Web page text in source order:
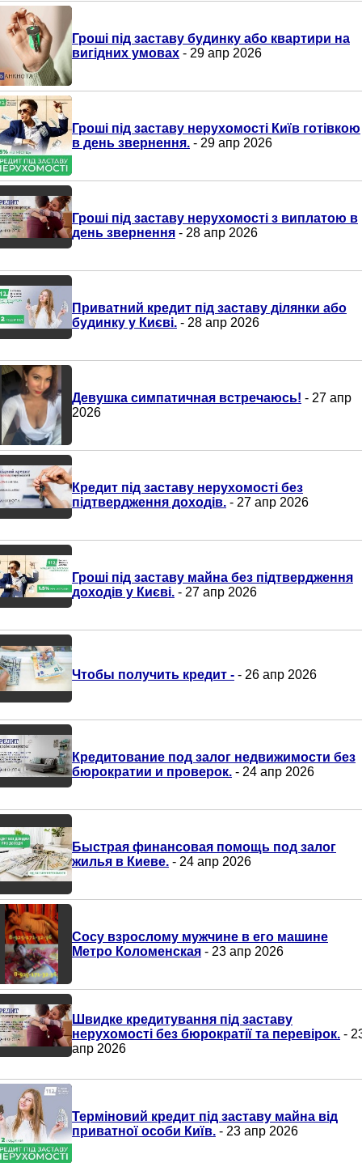
Гроші під заставу будинку або квартири на
вигідних умовах - 29 апр 2026
Гроші під заставу нерухомості Київ готівкою
в день звернення. - 29 апр 2026
Гроші під заставу нерухомості з виплатою в
день звернення - 28 апр 2026
Приватний кредит під заставу ділянки або
будинку у Києві. - 28 апр 2026
Девушка симпатичная встречаюсь! - 27 апр
2026
Кредит під заставу нерухомості без
підтвердження доходів. - 27 апр 2026
Гроші під заставу майна без підтвердження
доходів у Києві. - 27 апр 2026
Чтобы получить кредит - - 26 апр 2026
Кредитование под залог недвижимости без
бюрократии и проверок. - 24 апр 2026
Быстрая финансовая помощь под залог
жилья в Киеве. - 24 апр 2026
Сосу взрослому мужчине в его машине
Метро Коломенская - 23 апр 2026
Швидке кредитування під заставу
нерухомості без бюрократії та перевірок. -
апр 2026
Терміновий кредит під заставу майна від
приватної особи Київ. - 23 апр 2026